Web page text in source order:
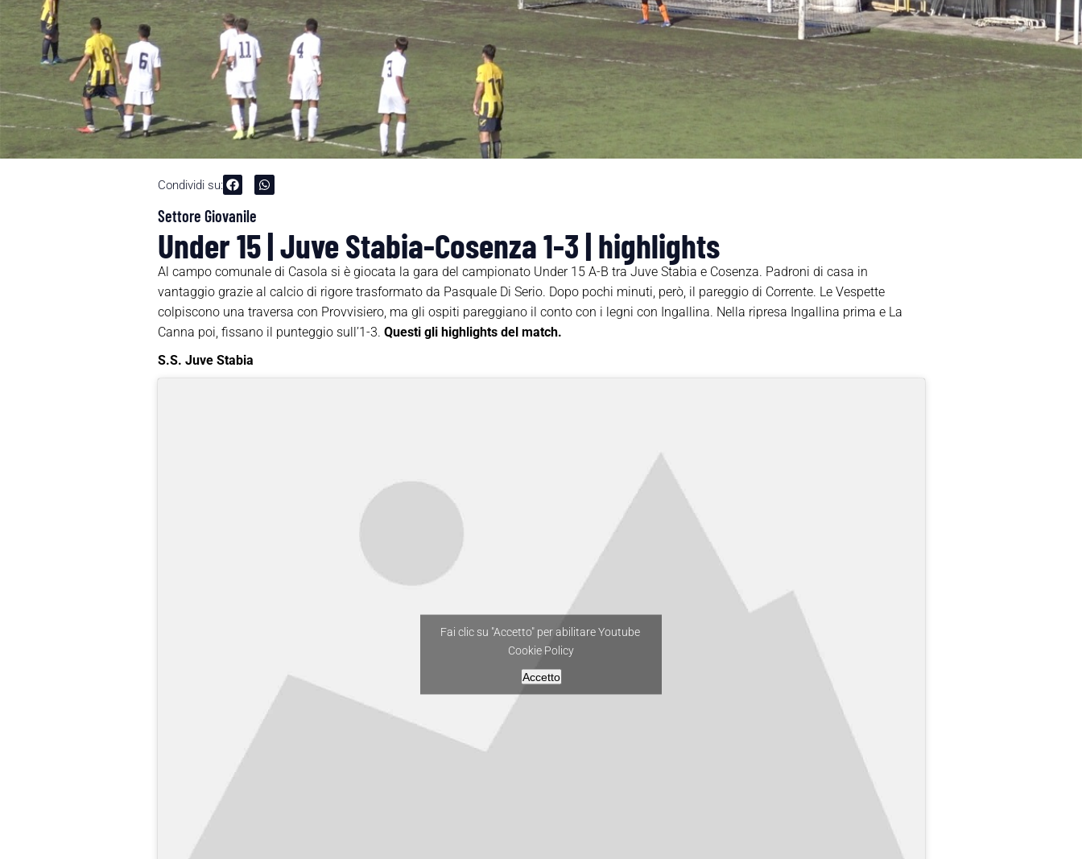
Condividi su:
Settore Giovanile
Under 15 | Juve Stabia-Cosenza 1-3 | highlights
Al campo comunale di Casola si è giocata la gara del campionato Under 15 A-B tra Juve Stabia e Cosenza. Padroni di casa in
vantaggio grazie al calcio di rigore trasformato da Pasquale Di Serio. Dopo pochi minuti, però, il pareggio di Corrente. Le Vespette
colpiscono una traversa con Provvisiero, ma gli ospiti pareggiano il conto con i legni con Ingallina. Nella ripresa Ingallina prima e La
Canna poi, fissano il punteggio sull’1-3. Questi gli highlights del match.
S.S. Juve Stabia
Fai clic su "Accetto" per abilitare Youtube
Cookie Policy
Accetto